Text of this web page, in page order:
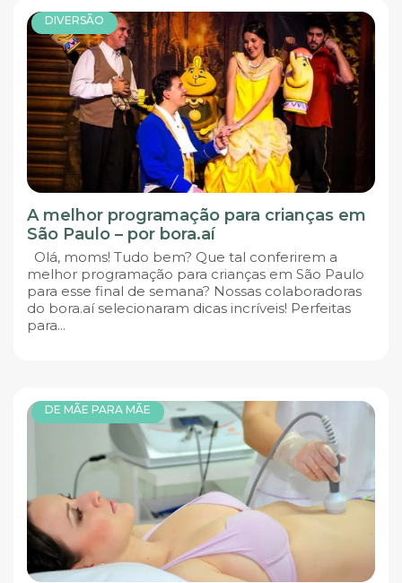
DIVERSÃO
A melhor programação para crianças em
São Paulo – por bora.aí
Olá, moms! Tudo bem? Que tal conferirem a
melhor programação para crianças em São Paulo
para esse final de semana? Nossas colaboradoras
do bora.aí selecionaram dicas incríveis! Perfeitas
para...
DE MÃE PARA MÃE